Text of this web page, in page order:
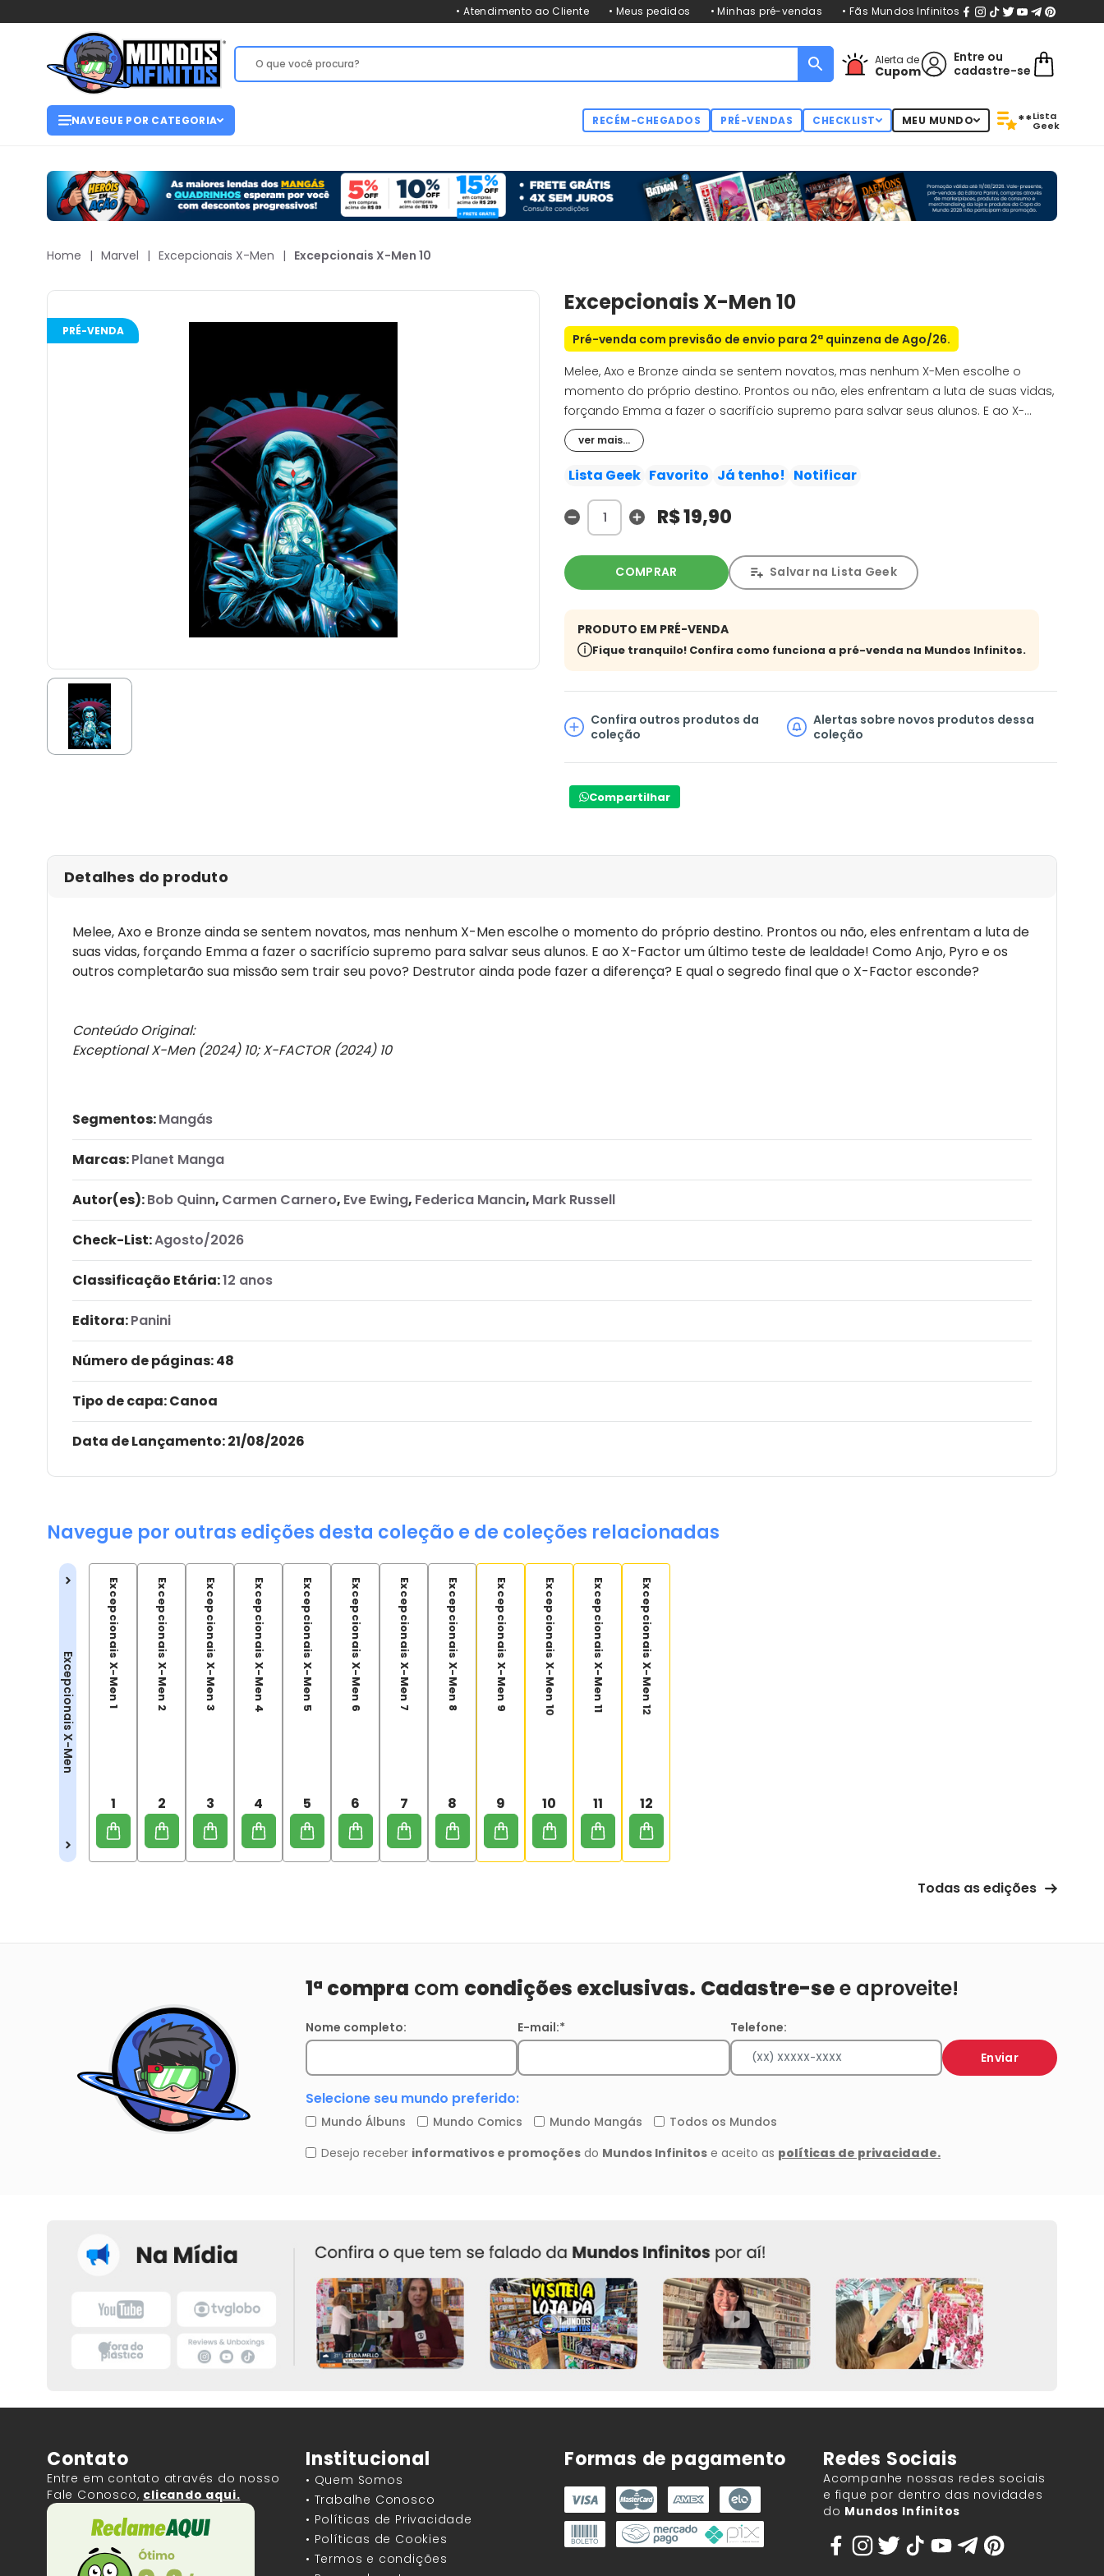
• Atendimento ao Cliente • Meus pedidos • Minhas pré-vendas • Fãs Mundos Infinitos
Alerta de
Cupom
Entre ou
cadastre-se
NAVEGUE POR CATEGORIA RECÉM-CHEGADOS PRÉ-VENDAS CHECKLIST MEU MUNDO **Lista
Geek
Home | Marvel | Excepcionais X-Men | Excepcionais X-Men 10
PRÉ-VENDA
Excepcionais X-Men 10
Pré-venda com previsão de envio para 2ª quinzena de Ago/26.
Melee, Axo e Bronze ainda se sentem novatos, mas nenhum X-Men escolhe o
momento do próprio destino. Prontos ou não, eles enfrentam a luta de suas vidas,
forçando Emma a fazer o sacrifício supremo para salvar seus alunos. E ao X-
Factor um último teste de lealdade! Como Anjo, Pyro e os outros completarão sua
missão sem trair seu povo? Destrutor ainda pode fazer a diferença? E qual o
segredo final que o X-Factor esconde?
ver mais...
Lista Geek Favorito Já tenho! Notificar
R$ 19,90
COMPRAR Salvar na Lista Geek
PRODUTO EM PRÉ-VENDA
Fique tranquilo! Confira como funciona a pré-venda na Mundos Infinitos.
Confira outros produtos da
coleção
Alertas sobre novos produtos dessa
coleção
Compartilhar
Detalhes do produto
Melee, Axo e Bronze ainda se sentem novatos, mas nenhum X-Men escolhe o momento do próprio destino. Prontos ou não, eles enfrentam a luta de
suas vidas, forçando Emma a fazer o sacrifício supremo para salvar seus alunos. E ao X-Factor um último teste de lealdade! Como Anjo, Pyro e os
outros completarão sua missão sem trair seu povo? Destrutor ainda pode fazer a diferença? E qual o segredo final que o X-Factor esconde?
Conteúdo Original:
Exceptional X-Men (2024) 10; X-FACTOR (2024) 10
Segmentos:Mangás
Marcas:Planet Manga
Autor(es):Bob Quinn, Carmen Carnero, Eve Ewing, Federica Mancin, Mark Russell
Check-List:Agosto/2026
Classificação Etária:12 anos
Editora:Panini
Número de páginas: 48
Tipo de capa:Canoa
Data de Lançamento:21/08/2026
Navegue por outras edições desta coleção e de coleções relacionadas
Excepcionais X-Men
Excepcionais X-Men 1
1
Excepcionais X-Men 2
2
Excepcionais X-Men 3
3
Excepcionais X-Men 4
4
Excepcionais X-Men 5
5
Excepcionais X-Men 6
6
Excepcionais X-Men 7
7
Excepcionais X-Men 8
8
Excepcionais X-Men 9
9
Excepcionais X-Men 10
10
Excepcionais X-Men 11
11
Excepcionais X-Men 12
12
Todas as edições
Contato
Entre em contato através do nosso
Fale Conosco, clicando aqui.
Institucional
• Quem Somos
• Trabalhe Conosco
• Políticas de Privacidade
• Políticas de Cookies
• Termos e condições
Formas de pagamento Redes Sociais
Acompanhe nossas redes sociais
e fique por dentro das novidades
do Mundos Infinitos